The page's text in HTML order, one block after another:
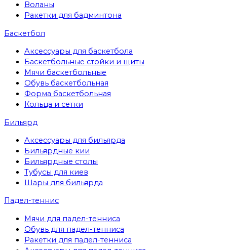
Воланы
Ракетки для бадминтона
Баскетбол
Аксессуары для баскетбола
Баскетбольные стойки и щиты
Мячи баскетбольные
Обувь баскетбольная
Форма баскетбольная
Кольца и сетки
Бильярд
Аксессуары для бильярда
Бильярдные кии
Бильярдные столы
Тубусы для киев
Шары для бильярда
Падел-теннис
Мячи для падел-тенниса
Обувь для падел-тенниса
Ракетки для падел-тенниса